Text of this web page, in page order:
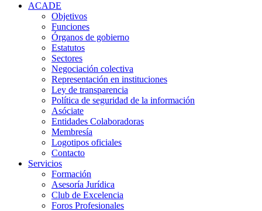
ACADE
Objetivos
Funciones
Órganos de gobierno
Estatutos
Sectores
Negociación colectiva
Representación en instituciones
Ley de transparencia
Política de seguridad de la información
Asóciate
Entidades Colaboradoras
Membresía
Logotipos oficiales
Contacto
Servicios
Formación
Asesoría Jurídica
Club de Excelencia
Foros Profesionales